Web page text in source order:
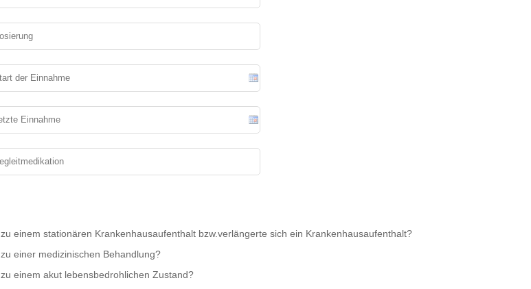
zu einem stationären Krankenhausaufenthalt bzw.verlängerte sich ein Krankenhausaufenthalt?
zu einer medizinischen Behandlung?
zu einem akut lebensbedrohlichen Zustand?